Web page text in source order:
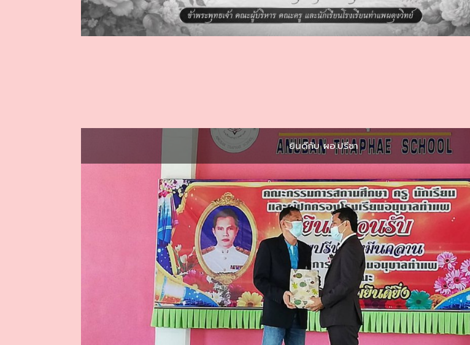
บรรยากาศอบรมเพิ่มความรู้เพื่อการจัดการเรียนการสอน ยุคโควิด 19
ปรับภูมิทัศน์
ผอ.ร่วมประชุมส่วนราชการท่าแพ
มอบตัวนักเรียนใหม่ 2564
ยินดีกับ ผอ.ปรีชา
เรียนออนไลน์ ช่วงโควิด-19
พ่นยาฆ่าเชื้อโควิด-19
ท่าแพผดุงวิทย์ผ่านมาตรฐาน Thai Stop Covid Plus
ประเมินคุณภาพภายใน ปี2563